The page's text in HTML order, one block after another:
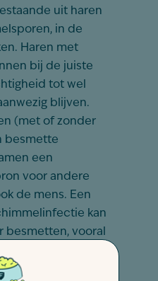
uit haren
in de
Haren met
bij de juiste
tot wel
blijven.
(met of zonder
besmette
een
voor andere
de mens. Een
kan
besmetten, vooral
Meestal is dit